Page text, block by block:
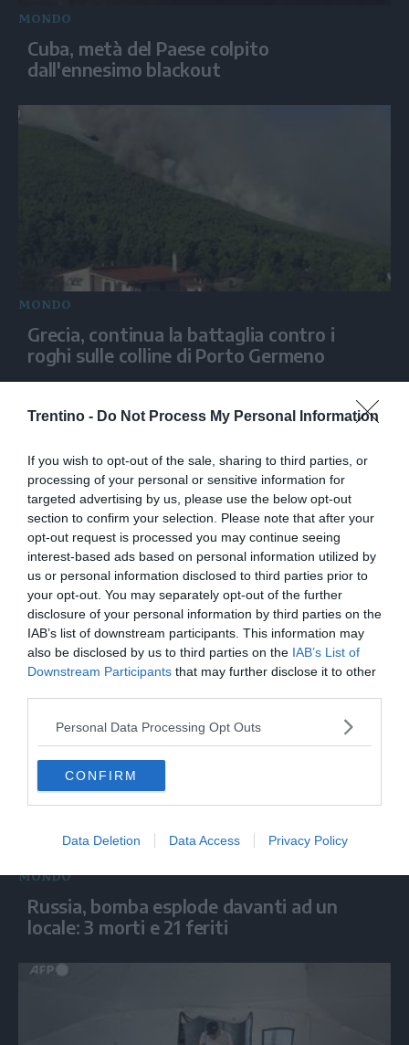
Trentino - Do Not Process My Personal Information
If you wish to opt-out of the sale, sharing to third parties, or
processing of your personal or sensitive information for
targeted advertising by us, please use the below opt-out
section to confirm your selection. Please note that after your
opt-out request is processed you may continue seeing
interest-based ads based on personal information utilized by
us or personal information disclosed to third parties prior to
your opt-out. You may separately opt-out of the further
disclosure of your personal information by third parties on the
IAB’s list of downstream participants. This information may
also be disclosed by us to third parties on the IAB’s List of
Downstream Participants that may further disclose it to other
Personal Data Processing Opt Outs
CONFIRM
Data Deletion Data Access Privacy Policy
MONDO
Cuba, metà del Paese colpito
dall'ennesimo blackout
MONDO
Grecia, continua la battaglia contro i
roghi sulle colline di Porto Germeno
MONDO
Indonesia, incendio su un traghetto: 5
morti e decine di dispersi
MONDO
Russia, bomba esplode davanti ad un
locale: 3 morti e 21 feriti